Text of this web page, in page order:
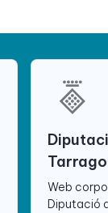
Web
Diputació